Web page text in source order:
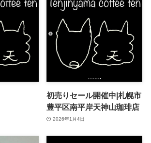
初売りセール開催中|札幌市
豊平区南平岸天神山珈琲店
2026年1月4日